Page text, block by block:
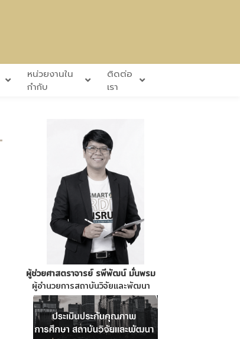
หน่วยงานใน
กำกับ
ติดต่อ
เรา
ผู้ช่วยศาสตราจารย์ รพีพัฒน์ มั่นพรม
ผู้อำนวยการสถาบันวิจัยและพัฒนา